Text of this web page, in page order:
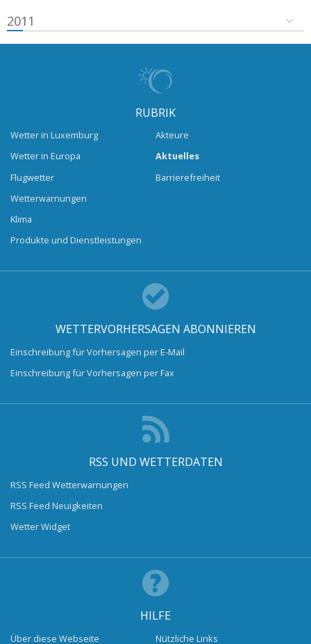
2011
RUBRIK
Wetter in Luxemburg
Wetter in Europa
Flugwetter
Wetterwarnungen
Klima
Produkte und Dienstleistungen
Akteure
Aktuelles
Barrierefreiheit
WETTERVORHERSAGEN ABONNIEREN
Einschreibung für Vorhersagen per E-Mail
Einschreibung für Vorhersagen per Fax
RSS UND WETTERDATEN
RSS Feed Wetterwarnungen
RSS Feed Neuigkeiten
Wetter Widget
HILFE
Über diese Webseite Nützliche Links